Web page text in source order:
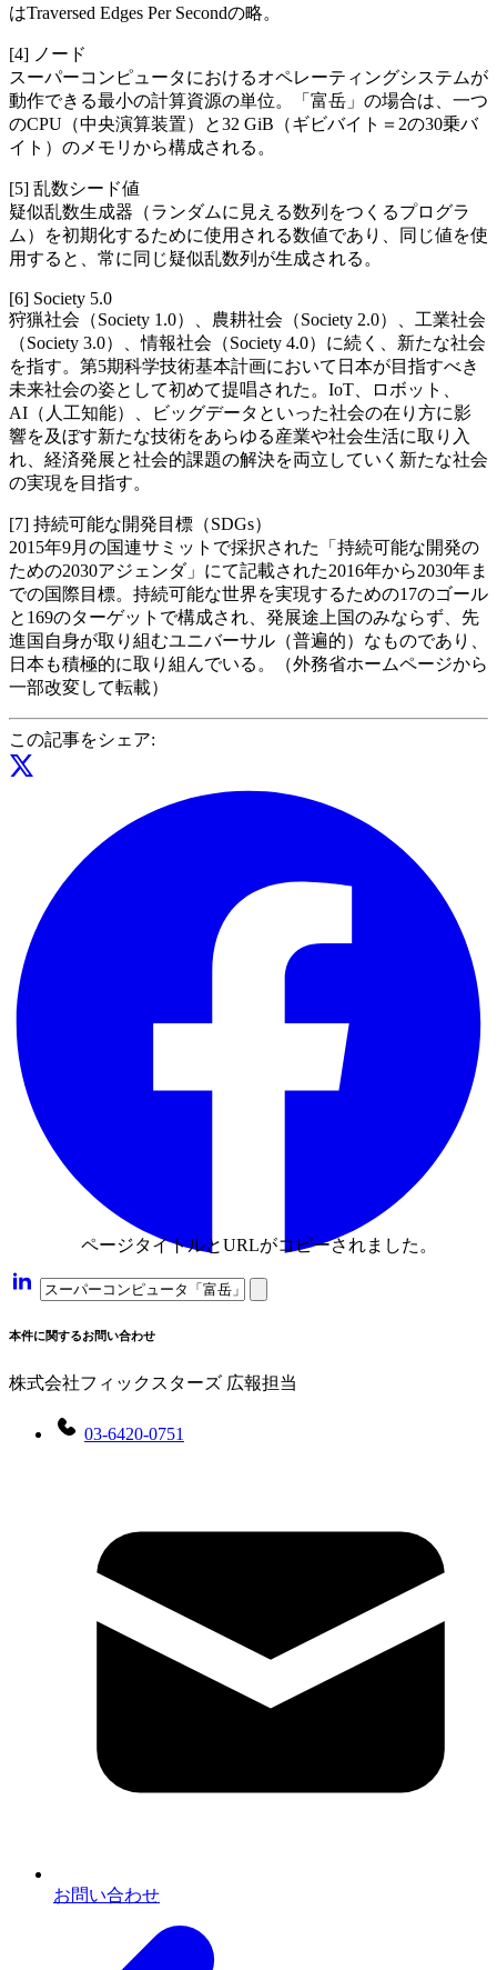
はTraversed Edges Per Secondの略。
[4] ノード
スーパーコンピュータにおけるオペレーティングシステムが
動作できる最小の計算資源の単位。「富岳」の場合は、一つ
のCPU（中央演算装置）と32 GiB（ギビバイト＝2の30乗バ
イト）のメモリから構成される。
[5] 乱数シード値
疑似乱数生成器（ランダムに見える数列をつくるプログラ
ム）を初期化するために使用される数値であり、同じ値を使
用すると、常に同じ疑似乱数列が生成される。
[6] Society 5.0
狩猟社会（Society 1.0）、農耕社会（Society 2.0）、工業社会
（Society 3.0）、情報社会（Society 4.0）に続く、新たな社会
を指す。第5期科学技術基本計画において日本が目指すべき
未来社会の姿として初めて提唱された。IoT、ロボット、
AI（人工知能）、ビッグデータといった社会の在り方に影
響を及ぼす新たな技術をあらゆる産業や社会生活に取り入
れ、経済発展と社会的課題の解決を両立していく新たな社会
の実現を目指す。
[7] 持続可能な開発目標（SDGs）
2015年9月の国連サミットで採択された「持続可能な開発の
ための2030アジェンダ」にて記載された2016年から2030年ま
での国際目標。持続可能な世界を実現するための17のゴール
と169のターゲットで構成され、発展途上国のみならず、先
進国自身が取り組むユニバーサル（普遍的）なものであり、
日本も積極的に取り組んでいる。（外務省ホームページから
一部改変して転載）
この記事をシェア:
ページタイトルとURLがコピーされました。
本件に関するお問い合わせ
株式会社フィックスターズ 広報担当
03-6420-0751
お問い合わせ